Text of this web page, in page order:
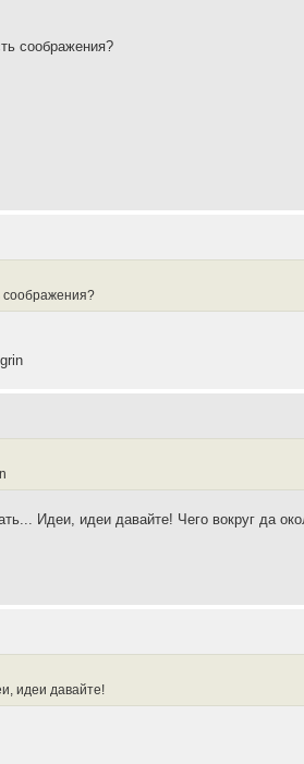
соображения?
соображения?
Идеи, идеи давайте! Чего вокруг да
идеи давайте!